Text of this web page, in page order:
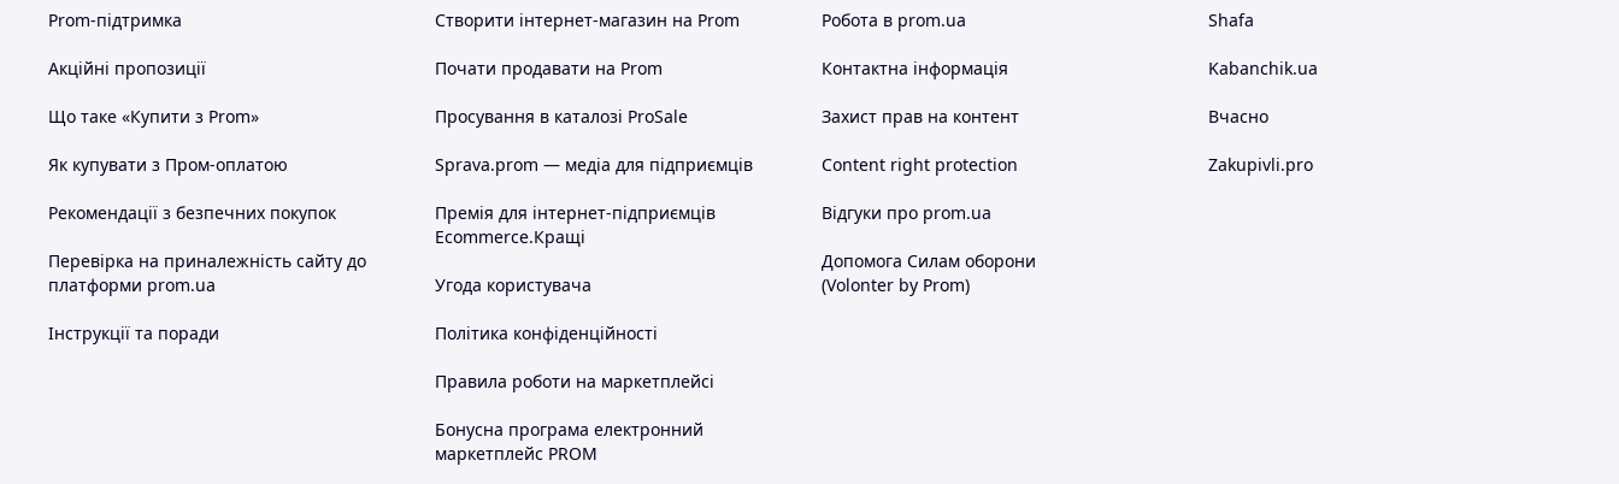
Prom-підтримка
Акційні пропозиції
Що таке «Купити з Prom»
Як купувати з Пром-оплатою
Рекомендації з безпечних покупок
Перевірка на приналежність сайту до
платформи prom.ua
Інструкції та поради
Створити інтернет-магазин на Prom
Почати продавати на Prom
Просування в каталозі ProSale
Sprava.prom — медіа для підприємців
Премія для інтернет-підприємців
Ecommerce.Кращі
Угода користувача
Політика конфіденційності
Правила роботи на маркетплейсі
Бонусна програма електронний
маркетплейс PROM
Робота в prom.ua
Контактна інформація
Захист прав на контент
Content right protection
Відгуки про prom.ua
Допомога Силам оборони
(Volonter by Prom)
Shafa
Kabanchik.ua
Вчасно
Zakupivli.pro